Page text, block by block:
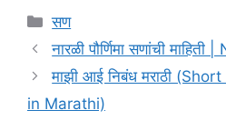
Categories
सण
नारळी पौर्णिमा सणांची
माझी आई निबंध मराठी
in Marathi)